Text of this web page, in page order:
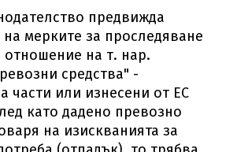
предвижда
мерките за проследяване
отношение на т. нар.
средства" -
части или изнесени от ЕС
като дадено превозно
на изискванията за